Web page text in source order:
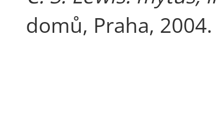
domů, Praha,